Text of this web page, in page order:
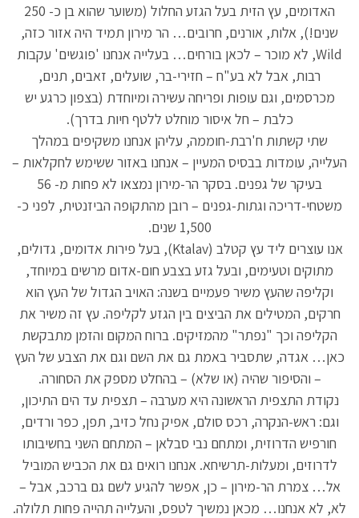
האדומים, עץ הזית בעל הגזע החלול (משוער שהוא בן כ- 250
שנים!), אלות, אורנים, חרובים… הר מירון תמיד היה אזור כזה,
Wild, לא מוכר – לכאן בורחים… בעלייה אנחנו 'פוגשים' עקבות
רבות, אבל לא בע"ח – חזירי-בר, שועלים, זאבים, תנים,
מכרסמים, וגם עופות ופריחה עשירה ומיוחדת (בצפון כרגע יש
כלבת – חל איסור מוחלט ללטף חיות בדרך).
שתי קשתות ח'רבת-חוממה, עליהן אנחנו משקיפים במהלך
העלייה, עומדות בבסיס המעיין – אנחנו באזור ששימש לחקלאות –
בעיקר של גפנים. בסקר הר-מירון נמצאו לא פחות מ- 56
משטחי-דריכה וגתות-גפנים – רובן מהתקופה הביזנטית, לפני כ-
1,500 שנים.
אנו עוצרים ליד עץ קטלב (Ktalav), בעל פירות אדומים, גדולים,
מתוקים וטעימים, ובעל גזע בצבע חום-אדום מרשים במיוחד,
וקליפה שהעץ משיר פעמיים בשנה: האויב הגדול של העץ הוא
חרקים, המטילים את הביצים בין הגזע לקליפה. עץ זה משיר את
הקליפה וכך "נפתר" מהמזיקים. ברוח המקום והזמן מתבקשת
כאן… אגדה, שתסביר באמת גם את השם וגם את הצבע של העץ
– והסיפור שהיה (או שלא) – בהחלט מספק את הסחורה.
נקודת התצפית הראשונה היא מערבה – תצפית עד הים התיכון,
וגם: ראש-הנקרה, רכס סולם, אפיק נחל כזיב, תפן, כפר ורדים,
חורפיש הדרוזית, ומתחם נבי סבלאן – המתחם השני בחשיבותו
לדרוזים, ומעלות-תרשיחא. אנחנו רואים גם את הכביש המוביל
אל… צמרת הר-מירון – כן, אפשר להגיע לשם גם ברכב, אבל –
לא, לא אנחנו… מכאן נמשיך לטפס, והעלייה תהייה פחות תלולה.